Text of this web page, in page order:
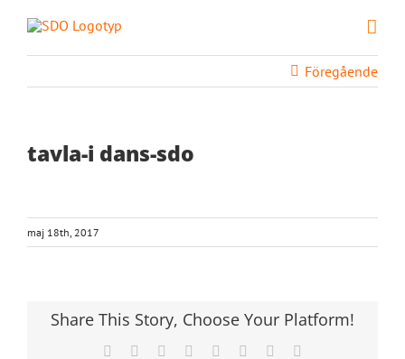
Föregående
tavla-i dans-sdo
maj 18th, 2017
Share This Story, Choose Your Platform!
Facebook Reddit LinkedIn
TumblrPinterest